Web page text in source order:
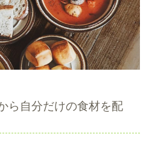
ら自分だけの食材を配